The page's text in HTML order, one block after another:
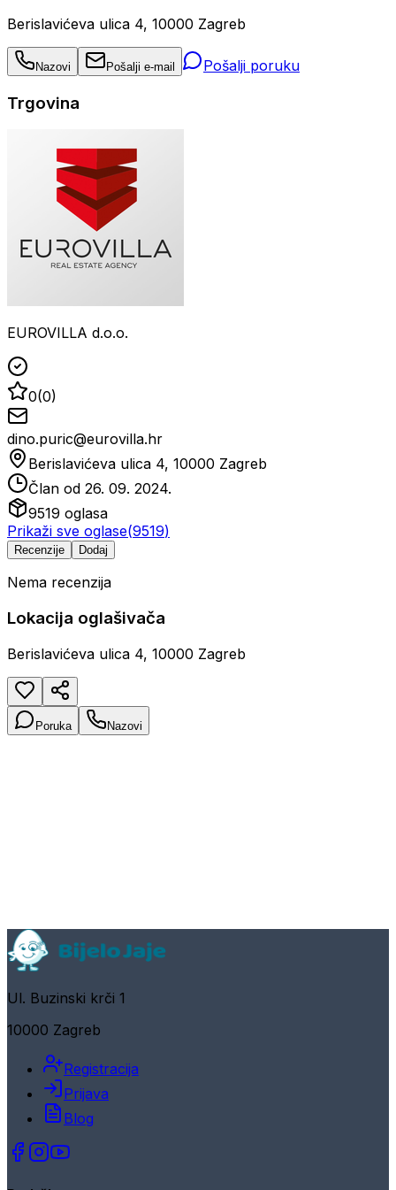
Berislavićeva ulica 4, 10000 Zagreb
Nazovi Pošalji e-mail Pošalji poruku
Trgovina
EUROVILLA d.o.o.
0(0)
dino.puric@eurovilla.hr
Berislavićeva ulica 4, 10000 Zagreb
Član od 26. 09. 2024.
9519 oglasa
Prikaži sve oglase(9519)
Recenzije Dodaj
Nema recenzija
Lokacija oglašivača
Berislavićeva ulica 4, 10000 Zagreb
Poruka Nazovi
Ul. Buzinski krči 1
10000 Zagreb
Registracija
Prijava
Blog